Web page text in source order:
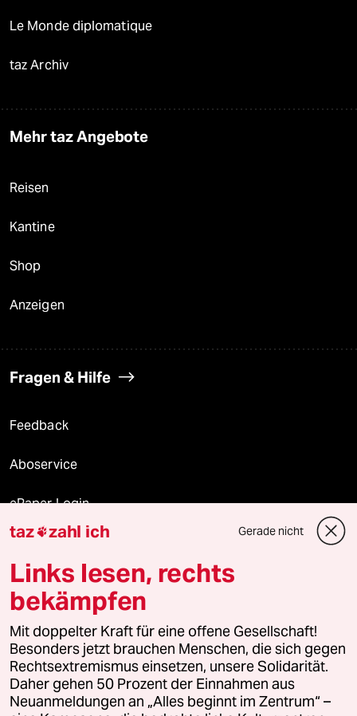
Le Monde diplomatique
taz Archiv
Mehr taz Angebote
Reisen
Kantine
Shop
Anzeigen
Fragen & Hilfe
Feedback
Aboservice
ePaper Login
Downloads für Abonnierende
© 2026 taz Verlags und Vertriebs GmbH
Alle Rechte vorbehalten. Bei rechtlichen Fragen oder für Genehmigungen
wenden Sie sich bitte an
lizenzen@taz.de
Feedback Redaktionsstatut Kommune-Richtlinien
taz zahl ich Gerade nicht
Links lesen, rechts
bekämpfen
Mit doppelter Kraft für eine offene Gesellschaft!
Besonders jetzt brauchen Menschen, die sich gegen
Rechtsextremismus einsetzen, unsere Solidarität.
Daher gehen 50 Prozent der Einnahmen aus
Neuanmeldungen an „Alles beginnt im Zentrum“ –